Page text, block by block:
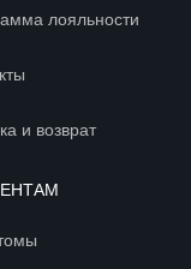
лояльности
и возврат